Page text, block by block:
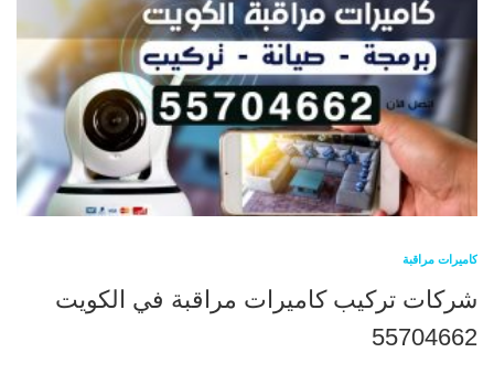
كاميرات مراقبة
شركات تركيب كاميرات مراقبة في الكويت
55704662